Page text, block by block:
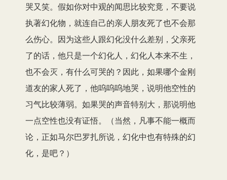
哭又笑。假如你对中观的闻思比较究竟，不要说
执著幻化物，就连自己的亲人朋友死了也不会那
么伤心。因为这些人跟幻化没什么差别，父亲死
了的话，他只是一个幻化人，幻化人本来不生，
也不会灭，有什么可哭的？因此，如果哪个金刚
道友的家人死了，他呜呜呜地哭，说明他空性的
习气比较薄弱。如果哭的声音特别大，那说明他
一点空性也没有证悟。（当然，凡事不能一概而
论，正如马尔巴罗扎所说，幻化中也有特殊的幻
化，是吧？）